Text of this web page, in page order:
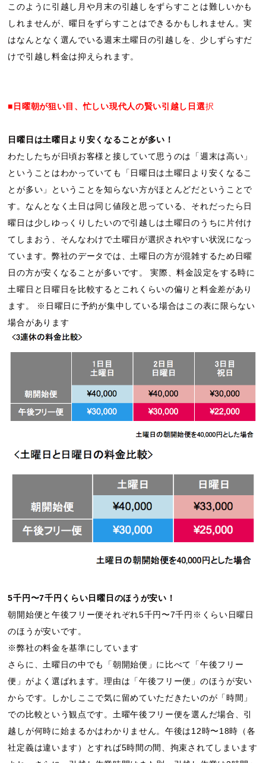
このように引越し月や月末の引越しをずらすことは難しいかも
しれませんが、曜日をずらすことはできるかもしれません。実
はなんとなく選んでいる週末土曜日の引越しを、少しずらすだ
けで引越し料金は抑えられます。
■日曜朝が狙い目、忙しい現代人の賢い引越し日選択
日曜日は土曜日より安くなることが多い！
わたしたちが日頃お客様と接していて思うのは「週末は高い」
ということはわかっていても「日曜日は土曜日より安くなるこ
とが多い」ということを知らない方がほとんどだということで
す。なんとなく土日は同じ値段と思っている、それだったら日
曜日は少しゆっくりしたいので引越しは土曜日のうちに片付け
てしまおう、そんなわけで土曜日が選択されやすい状況になっ
ています。弊社のデータでは、土曜日の方が混雑するため日曜
日の方が安くなることが多いです。 実際、料金設定をする時に
土曜日と日曜日を比較するとこれくらいの偏りと料金差があり
ます。 ※日曜日に予約が集中している場合はこの表に限らない
場合があります
5千円〜7千円くらい日曜日のほうが安い！
朝開始便と午後フリー便それぞれ5千円〜7千円※くらい日曜日
のほうが安いです。
※弊社の料金を基準にしています
さらに、土曜日の中でも「朝開始便」に比べて「午後フリー
便」がよく選ばれます。理由は「午後フリー便」のほうが安い
からです。しかしここで気に留めていただきたいのが「時間」
での比較という観点です。土曜午後フリー便を選んだ場合、引
越しが何時に始まるかはわかりません。午後は12時〜18時（各
社定義は違います）とすれば5時間の間、拘束されてしまいます